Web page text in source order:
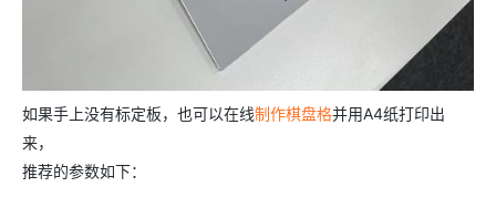
如果手上没有标定板，也可以在线制作棋盘格并用A4纸打印出
来，
推荐的参数如下：